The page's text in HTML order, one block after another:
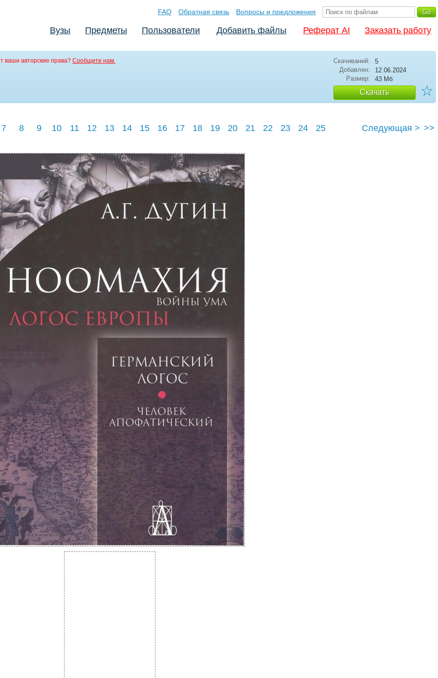
FAQ Обратная связь Вопросы и предложения
Вузы Предметы Пользователи Добавить файлы Реферат AI Заказать работу
ваши авторские права? Сообщите нам. Скачиваний:
5
Добавлен:
12.06.2024
Размер:
43 Мб
Скачать ☆
7 8 9 10 11 12 13 14 15 16 17 18 19 20 21 22 23 24 25 Следующая > >>